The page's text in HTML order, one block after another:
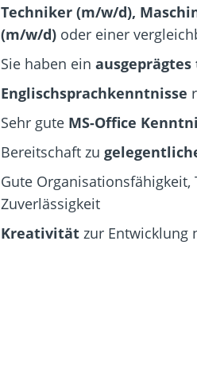
Techniker (m/w/d),
(m/w/d)oder einer
Sie haben ein
Englischsprachkenntnisse
Sehr gute MS-Office
Bereitschaft zu
Gute
Zuverlässigkeit
Kreativitätzur Entwicklung